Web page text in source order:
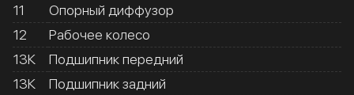
11
Опорный диффузор
12
Рабочее колесо
13К
Подшипник передний
13К
Подшипник задний